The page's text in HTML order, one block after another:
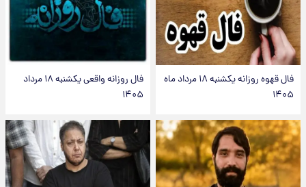
فال قهوه روزانه یکشنبه ۱۸ مرداد ماه
۱۴۰۵
فال روزانه واقعی یکشنبه ۱۸ مرداد
۱۴۰۵